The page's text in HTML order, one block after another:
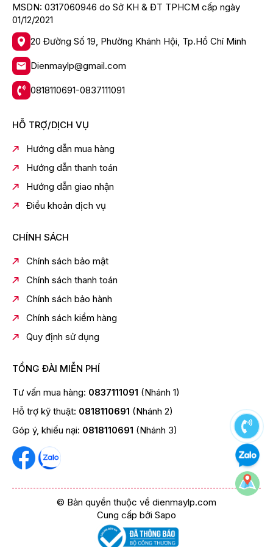
CHẾ ĐỘ I-CLEAN
Tự động vệ sinh lồng giặt sau mỗi chu trình giặt
Khi bạn sử dụng chế độ Greatwaves, lồng giặt sẽ tự
động được làm sạch vào cuối mỗi chu trình giặt.
chu trình giặt. Cùng với khả năng quay nhanh của lồng
giúp loại bỏ mảng bám răng khỏi bề mặt bên ngoài của
lồng giặt.
Nhờ chế độ I-CLEAN, máy giặt hoạt động bền bỉ, tiết
kiệm thời gian và bảo vệ sức khỏe.
MSDN: 0317060946 do Sở KH & ĐT TPHCM cấp ngày
01/12/2021
20 Đường Số 19, Phường Khánh Hội, Tp.Hồ Chí Minh
Dienmaylp@gmail.com
0818110691-0837111091
HỖ TRỢ/DỊCH VỤ
Hướng dẫn mua hàng
Hướng dẫn thanh toán
Hướng dẫn giao nhận
Điều khoản dịch vụ
CHÍNH SÁCH
Chính sách bảo mật
Chính sách thanh toán
Chính sách bảo hành
Chính sách kiểm hàng
Quy định sử dụng
TỔNG ĐÀI MIỄN PHÍ
Tư vấn mua hàng: 0837111091 (Nhánh 1)
Hỗ trợ kỹ thuật: 0818110691 (Nhánh 2)
Góp ý, khiếu nại: 0818110691 (Nhánh 3)
© Bản quyền thuộc về dienmaylp.com
Cung cấp bởi Sapo